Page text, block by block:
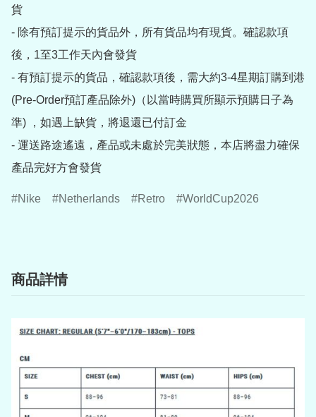
貨
- 除有預訂提示的貨品外，所有貨品均有現貨。確認款項
後，1至3工作天內會發貨
- 有預訂提示的貨品，確認款項後，需大約3-4星期訂購到港
(Pre-Order預訂產品除外)（以當時購買所顯示預購日子為
準) ，如遇上缺貨，將退還已付訂金
- 運送路途遙遠，產品或未處於完美狀態，本店將盡力確保
產品完好方會發貨
Nike Netherlands Retro WorldCup2026
商品詳情